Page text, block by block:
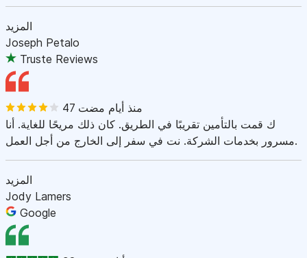
المزيد
Joseph Petalo
Truste Reviews
47 منذ أيام مضت
ك قمت بالتأمين تقريبًا في الطريق. كان ذلك مريحًا للغاية. أنا
مسرور بخدمات الشركة. نت في سفر إلى الخارج من أجل العمل.
المزيد
Jody Lamers
Google